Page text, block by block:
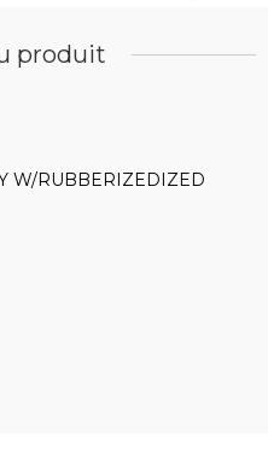
produit
W/RUBBERIZEDIZED